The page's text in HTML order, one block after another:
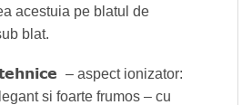
acestuia pe blatul de
blat.
– aspect ionizator:
si foarte frumos – cu